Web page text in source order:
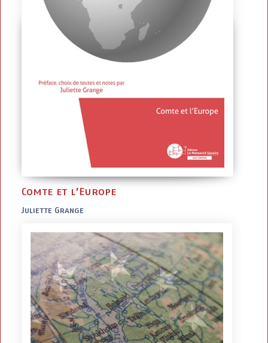
Comte et l’Europe
Juliette Grange